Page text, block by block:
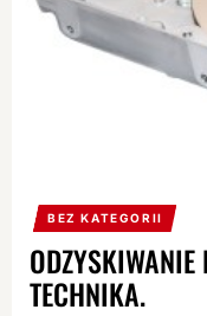
BEZ KATEGORII
TECHNIKA.